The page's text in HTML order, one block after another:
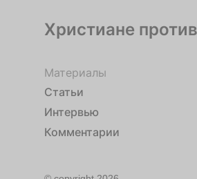
Христиане
Материалы
Статьи
Интервью
Комментарии